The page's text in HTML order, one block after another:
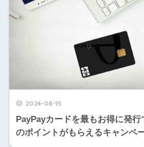
2024-08-15
PayPayカードを最もお得に発行
のポイントがもらえるキャンペ